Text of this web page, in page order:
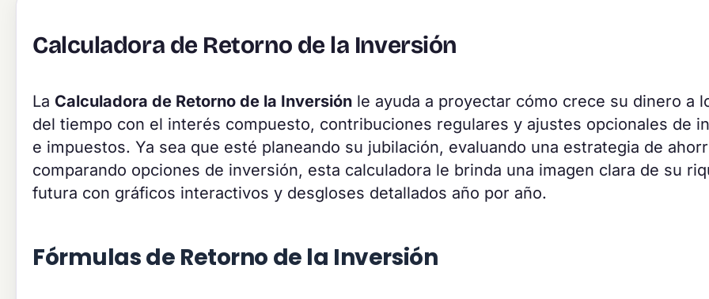
Calculadora de Retorno de la Inversión
La Calculadora de Retorno de la Inversión le ayuda a proyectar cómo crece su dinero a
del tiempo con el interés compuesto, contribuciones regulares y ajustes opcionales de
e impuestos. Ya sea que esté planeando su jubilación, evaluando una estrategia de
comparando opciones de inversión, esta calculadora le brinda una imagen clara de su
futura con gráficos interactivos y desgloses detallados año por año.
Fórmulas de Retorno de la Inversión